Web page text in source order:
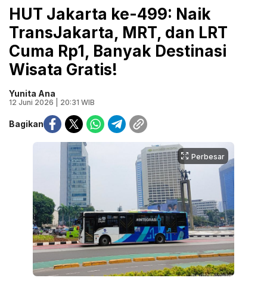
HUT Jakarta ke-499: Naik
TransJakarta, MRT, dan LRT
Cuma Rp1, Banyak Destinasi
Wisata Gratis!
Yunita Ana
12 Juni 2026 | 20:31 WIB
Bagikan
Perbesar